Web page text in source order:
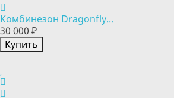
Комбинезон Dragonfly...
30 000 ₽
Купить